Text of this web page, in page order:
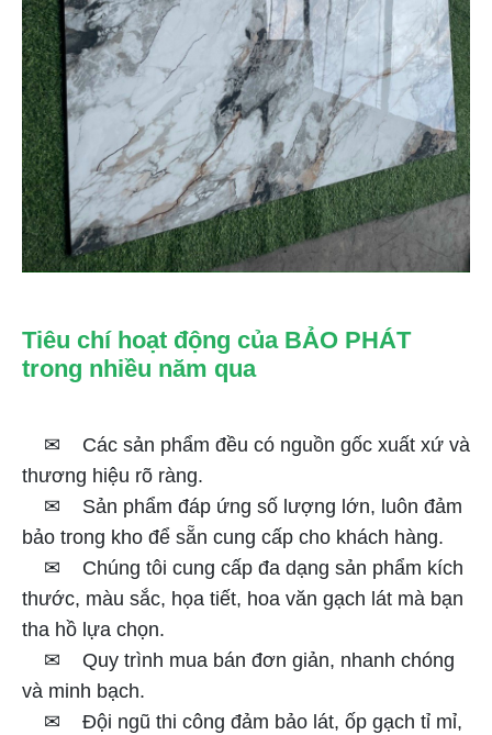
Tiêu chí hoạt động của BẢO PHÁT
trong nhiều năm qua
✉ Các sản phẩm đều có nguồn gốc xuất xứ và
thương hiệu rõ ràng.
✉ Sản phẩm đáp ứng số lượng lớn, luôn đảm
bảo trong kho để sẵn cung cấp cho khách hàng.
✉ Chúng tôi cung cấp đa dạng sản phẩm kích
thước, màu sắc, họa tiết, hoa văn gạch lát mà bạn
tha hồ lựa chọn.
✉ Quy trình mua bán đơn giản, nhanh chóng
và minh bạch.
✉ Đội ngũ thi công đảm bảo lát, ốp gạch tỉ mỉ,